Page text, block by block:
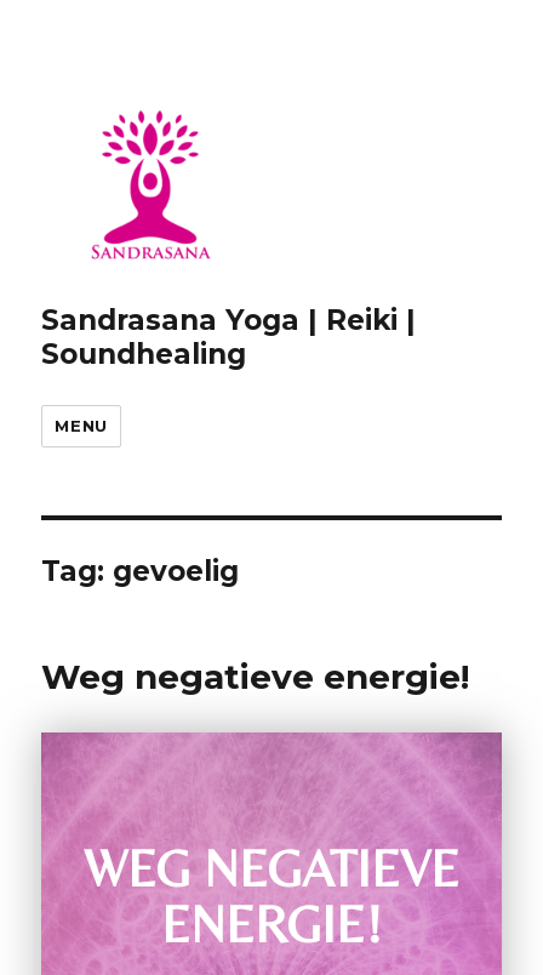
Sandrasana Yoga | Reiki |
Soundhealing
MENU
Tag: gevoelig
Weg negatieve energie!
WEG NEGATIEVE
ENERGIE!